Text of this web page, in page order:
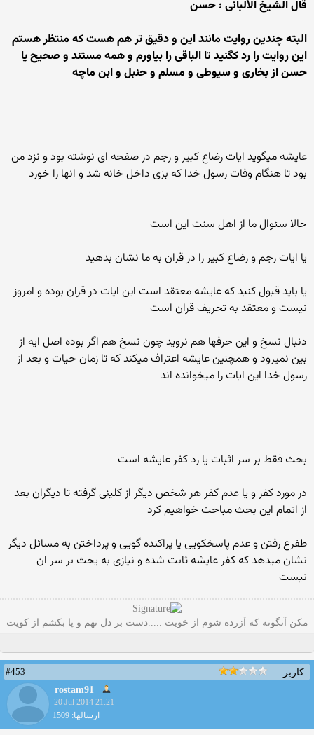
قال الشیخ الألبانی : حسن
البته چندین روایت مانند این و دقیق تر هم هست که منتظر هستم
این روایت را رد کگنید تا الباقی را بیاورم و همه مستند و صحیح یا
حسن از بخاری و سیوطی و مسلم و حنبل و ابن ماچه
عایشه میگوید ایات رضاع کبیر و رجم در صفحه ای نوشته بود و نزد من
بود تا هنگام وفات رسول خدا که بزی داخل خانه شد و انها را خورد
حالا سئوال ما از اهل سنت این است
یا ایات رجم و رضاع کبیر را در قران به ما نشان بدهید
یا باید قبول کنید که عایشه معتقد است این ایات در قران بوده و امروز
نیست و معتقد به تحریف قران است
دنبال نسخ و این حرفها هم نروید چون نسخ هم اگر بوده اصل ایه از
بین نمیرود و همچنین عایشه اعتراف میکند که تا زمان حیات و بعد از
رسول خدا این ایات را میخوانده اند
بحث فقط بر سر اثبات یا رد کفر عایشه است
در مورد کفر و یا عدم کفر هر شخص دیگر از کلینی گرفته تا دیگران بعد
از اتمام این بحث مباحث خواهیم کرد
طفرع رفتن و عدم پاسخکویی یا پراکنده گویی و پرداختن به مسائل دیگر
نشان میدهد که کفر عایشه ثابت شده و نیازی به یحث بر سر ان
نیست
مکن آنگونه که آزرده شوم از خویت .....دست بر دل نهم و پا بکشم از کویت
کاربر
#453
rostam91
20 Jul 2014 21:21
ارسالها: 1509